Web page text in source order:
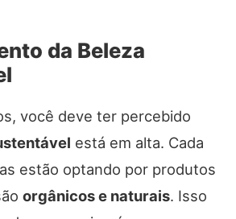
da Beleza
você deve ter percebido
está em alta. Cada
estão optando por produtos
orgânicos e naturais. Isso